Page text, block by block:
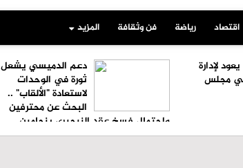
اقتصاد رياضة فن وثقافة المزيد
لإدارة
في مجلس
دعم الدميسي يشعل
ثورة في الوحدات
لاستعادة "الألقاب" ..
البحث عن محترفين
واحتمال فسخ عقد النيجيري بنجامين